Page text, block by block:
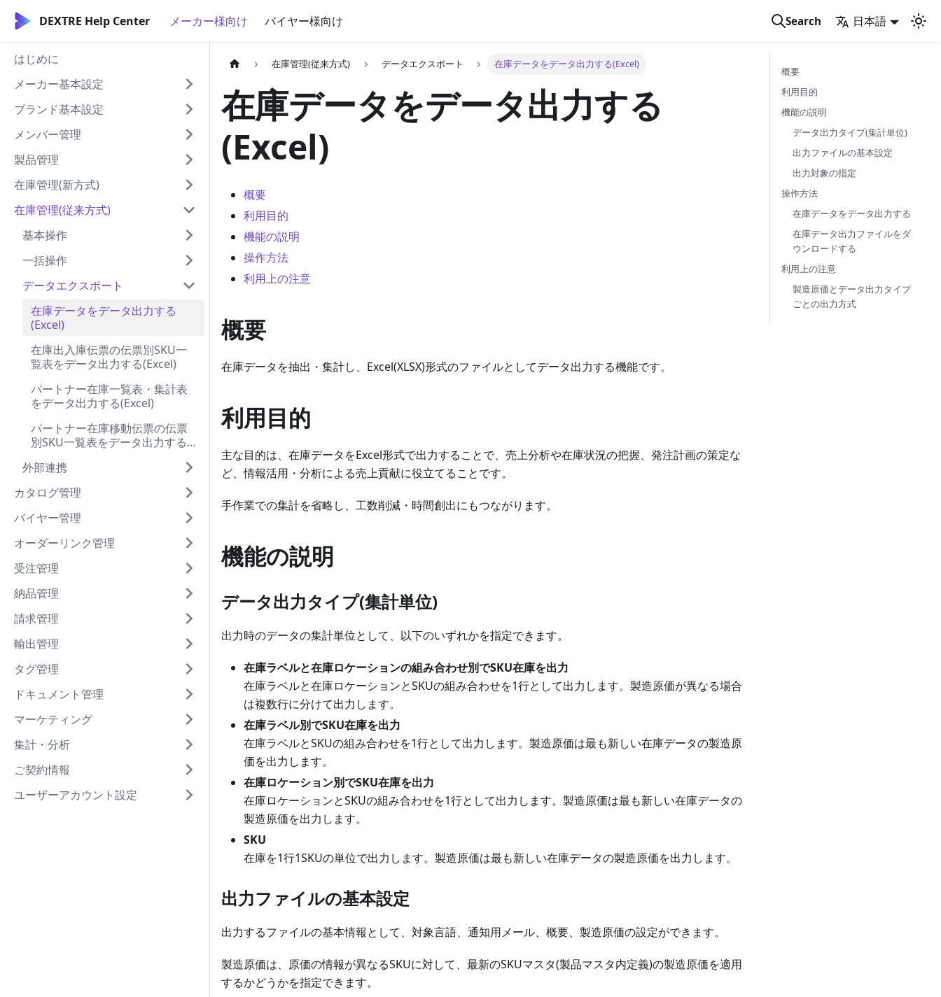
DEXTRE Help Center メーカー様向け バイヤー様向け Search 日本語
はじめに
メーカー基本設定
ブランド基本設定
メンバー管理
製品管理
在庫管理(新方式)
在庫管理(従来方式)
基本操作
一括操作
データエクスポート
在庫データをデータ出力する
(Excel)
在庫出入庫伝票の伝票別SKU一
覧表をデータ出力する(Excel)
パートナー在庫一覧表・集計表
をデータ出力する(Excel)
パートナー在庫移動伝票の伝票
別SKU一覧表をデータ出力する
外部連携
カタログ管理
バイヤー管理
オーダーリンク管理
受注管理
納品管理
請求管理
輸出管理
タグ管理
ドキュメント管理
マーケティング
集計・分析
ご契約情報
ユーザーアカウント設定
在庫管理(従来方式) データエクスポート 在庫データをデータ出力する(Excel)
在庫データをデータ出力する
(Excel)
概要
利用目的
機能の説明
操作方法
利用上の注意
概要
在庫データを抽出・集計し、Excel(XLSX)形式のファイルとしてデータ出力する機能です。
利用目的
主な目的は、在庫データをExcel形式で出力することで、売上分析や在庫状況の把握、発注計画の策定な
ど、情報活用・分析による売上貢献に役立てることです。
手作業での集計を省略し、工数削減・時間創出にもつながります。
機能の説明
データ出力タイプ(集計単位)
出力時のデータの集計単位として、以下のいずれかを指定できます。
在庫ラベルと在庫ロケーションの組み合わせ別でSKU在庫を出力
在庫ラベルと在庫ロケーションとSKUの組み合わせを1行として出力します。製造原価が異なる場合
は複数行に分けて出力します。
在庫ラベル別でSKU在庫を出力
在庫ラベルとSKUの組み合わせを1行として出力します。製造原価は最も新しい在庫データの製造原
価を出力します。
在庫ロケーション別でSKU在庫を出力
在庫ロケーションとSKUの組み合わせを1行として出力します。製造原価は最も新しい在庫データの
製造原価を出力します。
SKU
在庫を1行1SKUの単位で出力します。製造原価は最も新しい在庫データの製造原価を出力します。
出力ファイルの基本設定
出力するファイルの基本情報として、対象言語、通知用メール、概要、製造原価の設定ができます。
製造原価は、原価の情報が異なるSKUに対して、最新のSKUマスタ(製品マスタ内定義)の製造原価を適用
するかどうかを指定できます。
概要
利用目的
機能の説明
データ出力タイプ(集計単位)
出力ファイルの基本設定
出力対象の指定
操作方法
在庫データをデータ出力する
在庫データ出力ファイルをダ
ウンロードする
利用上の注意
製造原価とデータ出力タイプ
ごとの出力方式